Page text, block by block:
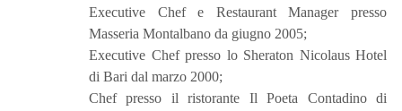
Executive Chef e Restaurant Manager presso
Masseria Montalbano da giugno 2005;
Executive Chef presso lo Sheraton Nicolaus Hotel
di Bari dal marzo 2000;
Chef presso il ristorante Il Poeta Contadino di